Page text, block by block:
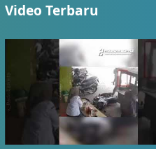
Video Terbaru